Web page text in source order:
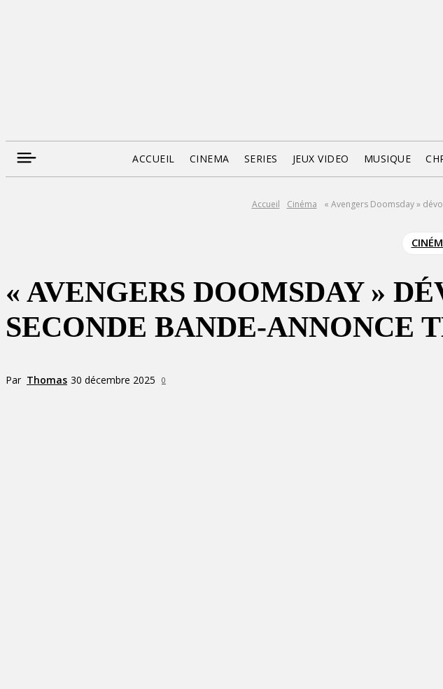
ACCUEIL CINEMA SERIES JEUX VIDEO MUSIQUE
Accueil Cinéma « Avengers Doomsday »
« AVENGERS DOOMSDAY »
SECONDE BANDE-ANNONCE
Par Thomas 30 décembre 2025 0